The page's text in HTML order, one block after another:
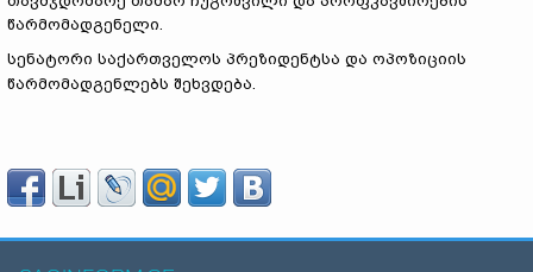
წარმომადგენელი.
სენატორი საქართველოს პრეზიდენტსა და ოპოზიციის
წარმომადგენლებს შეხვდება.